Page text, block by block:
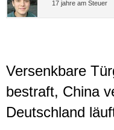
17 jahre am Steuer
Versenkbare
bestraft, China
Deutschland